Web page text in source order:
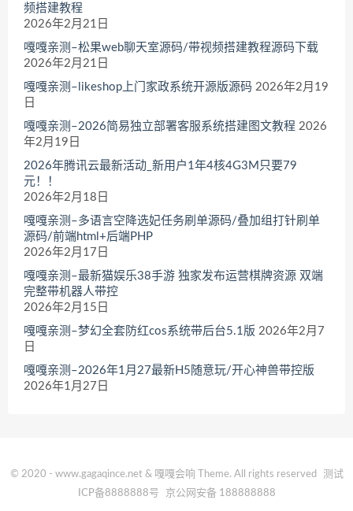
频搭建教程
2026年2月21日
嘎嘎亲测–松果web聊天室源码/带视频搭建教程源码下载
2026年2月21日
嘎嘎亲测–likeshop上门家政系统开源版源码 2026年2月19
日
嘎嘎亲测–2026简易独立部署客服系统搭建图文教程 2026
年2月19日
2026年腾讯云最新活动_新用户1年4核4G3M只要79
元！！
2026年2月18日
嘎嘎亲测–多语言空降选妃任务刷单源码/叠加组打针刷单
源码/前端html+后端PHP
2026年2月17日
嘎嘎亲测–最新猫娱乐38手游 独家发布运营棋牌资源 双端
完整带机器人带控
2026年2月15日
嘎嘎亲测–梦幻全套防红cos系统带后台5.1版 2026年2月7
日
嘎嘎亲测–2026年1月27最新H5随意玩/开心神兽带控版
2026年1月27日
© 2020 - www.gagaqince.net & 嘎嘎会响 Theme. All rights reserved
测试
ICP备8888888号
京公网安备 188888888